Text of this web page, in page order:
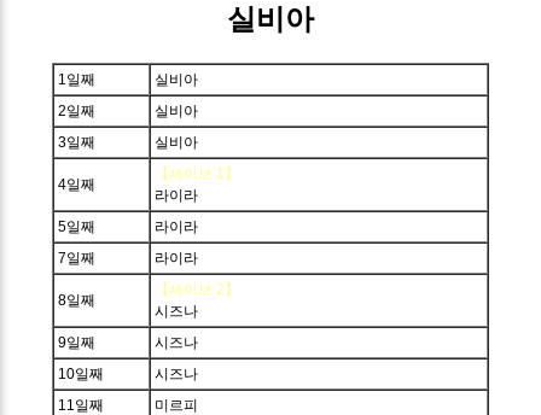
실비아
1일째
실비아
2일째
실비아
3일째
실비아
4일째
【세이브 1】
라이라
5일째
라이라
7일째
라이라
8일째
【세이브 2】
시즈나
9일째
시즈나
10일째
시즈나
11일째
미르피